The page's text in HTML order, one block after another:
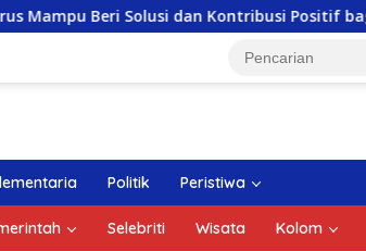
Solusi dan Kontribusi Positif bagi Masyarakat
Politik Peristiwa
Selebriti Wisata Kolom